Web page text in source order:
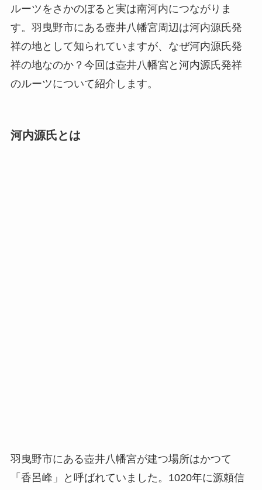
ルーツをさかのぼると実は南河内につながりま
す。羽曳野市にある壺井八幡宮周辺は河内源氏発
祥の地として知られていますが、なぜ河内源氏発
祥の地なのか？今回は壺井八幡宮と河内源氏発祥
のルーツについて紹介します。
河内源氏とは
羽曳野市にある壺井八幡宮が建つ場所はかつて
「香呂峰」と呼ばれていました。1020年に源頼信